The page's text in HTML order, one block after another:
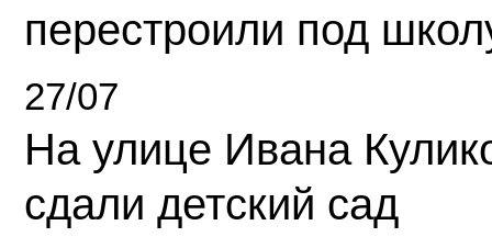
перестроили под
27/07
На улице Ивана
сдали детский сад